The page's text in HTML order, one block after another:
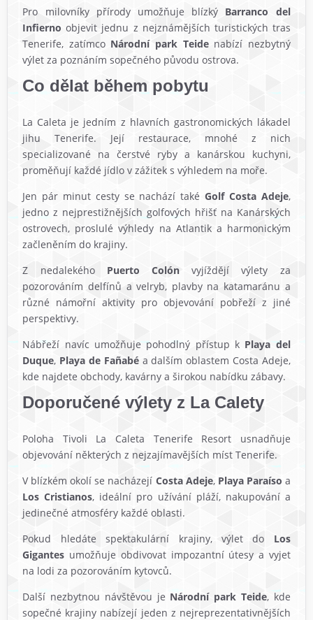
Pro milovníky přírody umožňuje blízký Barranco del
Infierno objevit jednu z nejznámějších turistických tras
Tenerife, zatímco Národní park Teidenabízí nezbytný
výlet za poznáním sopečného původu ostrova.
Co dělat během pobytu
La Caleta je jedním z hlavních gastronomických lákadel
jihu Tenerife. Její restaurace, mnohé z nich
specializované na čerstvé ryby a kanárskou kuchyni,
proměňují každé jídlo v zážitek s výhledem na moře.
Jen pár minut cesty se nachází takéGolf Costa Adeje,
jedno z nejprestižnějších golfových hřišť na Kanárských
ostrovech, proslulé výhledy na Atlantik a harmonickým
začleněním do krajiny.
Z nedalekého Puerto Colón vyjíždějí výlety za
pozorováním delfínů a velryb, plavby na katamaránu a
různé námořní aktivity pro objevování pobřeží z jiné
perspektivy.
Nábřeží navíc umožňuje pohodlný přístup k Playa del
Duque, Playa de Fañabéa dalším oblastem Costa Adeje,
kde najdete obchody, kavárny a širokou nabídku zábavy.
Doporučené výlety z La Calety
Poloha Tivoli La Caleta Tenerife Resort usnadňuje
objevování některých z nejzajímavějších míst Tenerife.
V blízkém okolí se nacházejí Costa Adeje, Playa Paraíso a
Los Cristianos, ideální pro užívání pláží, nakupování a
jedinečné atmosféry každé oblasti.
Pokud hledáte spektakulární krajiny, výlet do Los
Gigantes umožňuje obdivovat impozantní útesy a vyjet
na lodi za pozorováním kytovců.
Další nezbytnou návštěvou je Národní park Teide, kde
sopečné krajiny nabízejí jeden z nejreprezentativnějších